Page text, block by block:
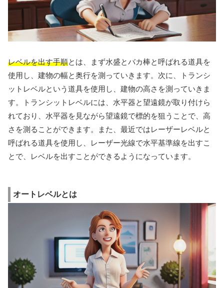
レベルを出す手順とは、まず水盛とバカ棒と呼ばれる道具を
使用し、建物の幅と奥行を測っていきます。次に、トランシ
ットレベルという道具を使用し、建物の高さを測っていきま
す。トランシットレベルには、水平器と望遠鏡が取り付けら
れており、水平器を見ながら望遠鏡で標的を狙うことで、高
さを測ることができます。また、最近ではレーザーレベルと
呼ばれる道具を使用し、レーザー光線で水平基準線を出すこ
とで、レベルを出すことができるようになっています。
オートレベルとは